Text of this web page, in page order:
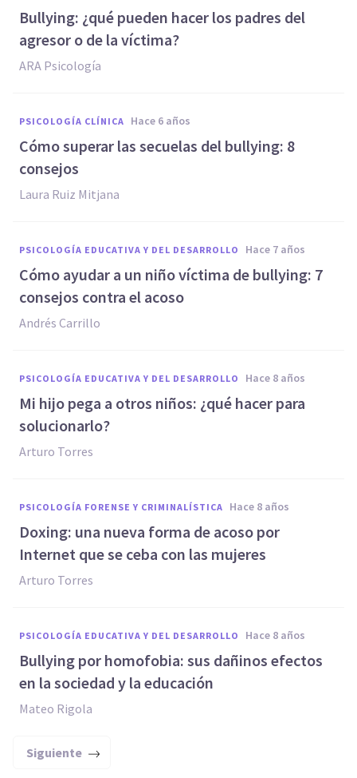
Bullying: ¿qué pueden hacer los padres del
agresor o de la víctima?
ARA Psicología
PSICOLOGÍA CLÍNICA hace 6 años
Cómo superar las secuelas del bullying: 8
consejos
Laura Ruiz Mitjana
PSICOLOGÍA EDUCATIVA Y DEL DESARROLLO hace 7 años
Cómo ayudar a un niño víctima de bullying: 7
consejos contra el acoso
Andrés Carrillo
PSICOLOGÍA EDUCATIVA Y DEL DESARROLLO hace 8 años
Mi hijo pega a otros niños: ¿qué hacer para
solucionarlo?
Arturo Torres
PSICOLOGÍA FORENSE Y CRIMINALÍSTICA hace 8 años
Doxing: una nueva forma de acoso por
Internet que se ceba con las mujeres
Arturo Torres
PSICOLOGÍA EDUCATIVA Y DEL DESARROLLO hace 8 años
Bullying por homofobia: sus dañinos efectos
en la sociedad y la educación
Mateo Rigola
Siguiente